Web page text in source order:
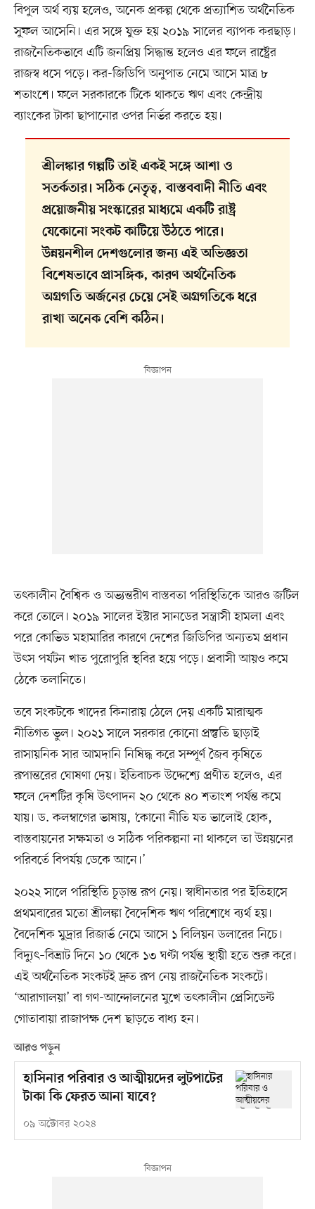
বিপুল অর্থ ব্যয় হলেও, অনেক প্রকল্প থেকে প্রত্যাশিত অর্থনৈতিক
সুফল আসেনি। এর সঙ্গে যুক্ত হয় ২০১৯ সালের ব্যাপক করছাড়।
রাজনৈতিকভাবে এটি জনপ্রিয় সিদ্ধান্ত হলেও এর ফলে রাষ্ট্রের
রাজস্ব ধসে পড়ে। কর-জিডিপি অনুপাত নেমে আসে মাত্র ৮
শতাংশে। ফলে সরকারকে টিকে থাকতে ঋণ এবং কেন্দ্রীয়
ব্যাংকের টাকা ছাপানোর ওপর নির্ভর করতে হয়।
শ্রীলঙ্কার গল্পটি তাই একই সঙ্গে আশা ও
সতর্কতার। সঠিক নেতৃত্ব, বাস্তববাদী নীতি এবং
প্রয়োজনীয় সংস্কারের মাধ্যমে একটি রাষ্ট্র
যেকোনো সংকট কাটিয়ে উঠতে পারে।
উন্নয়নশীল দেশগুলোর জন্য এই অভিজ্ঞতা
বিশেষভাবে প্রাসঙ্গিক, কারণ অর্থনৈতিক
অগ্রগতি অর্জনের চেয়ে সেই অগ্রগতিকে ধরে
রাখা অনেক বেশি কঠিন।
তৎকালীন বৈশ্বিক ও অভ্যন্তরীণ বাস্তবতা পরিস্থিতিকে আরও জটিল
করে তোলে। ২০১৯ সালের ইস্টার সানডের সন্ত্রাসী হামলা এবং
পরে কোভিড মহামারির কারণে দেশের জিডিপির অন্যতম প্রধান
উৎস পর্যটন খাত পুরোপুরি স্থবির হয়ে পড়ে। প্রবাসী আয়ও কমে
ঠেকে তলানিতে।
তবে সংকটকে খাদের কিনারায় ঠেলে দেয় একটি মারাত্মক
নীতিগত ভুল। ২০২১ সালে সরকার কোনো প্রস্তুতি ছাড়াই
রাসায়নিক সার আমদানি নিষিদ্ধ করে সম্পূর্ণ জৈব কৃষিতে
রূপান্তরের ঘোষণা দেয়। ইতিবাচক উদ্দেশ্যে প্রণীত হলেও, এর
ফলে দেশটির কৃষি উৎপাদন ২০ থেকে ৪০ শতাংশ পর্যন্ত কমে
যায়। ড. কলম্বাগের ভাষায়, ‘কোনো নীতি যত ভালোই হোক,
বাস্তবায়নের সক্ষমতা ও সঠিক পরিকল্পনা না থাকলে তা উন্নয়নের
পরিবর্তে বিপর্যয় ডেকে আনে।’
২০২২ সালে পরিস্থিতি চূড়ান্ত রূপ নেয়। স্বাধীনতার পর ইতিহাসে
প্রথমবারের মতো শ্রীলঙ্কা বৈদেশিক ঋণ পরিশোধে ব্যর্থ হয়।
বৈদেশিক মুদ্রার রিজার্ভ নেমে আসে ১ বিলিয়ন ডলারের নিচে।
বিদ্যুৎ–বিভ্রাট দিনে ১০ থেকে ১৩ ঘণ্টা পর্যন্ত স্থায়ী হতে শুরু করে।
এই অর্থনৈতিক সংকটই দ্রুত রূপ নেয় রাজনৈতিক সংকটে।
‘আরাগালয়া’ বা গণ-আন্দোলনের মুখে তৎকালীন প্রেসিডেন্ট
গোতাবায়া রাজাপক্ষ দেশ ছাড়তে বাধ্য হন।
আরও পড়ুন
হাসিনার পরিবার ও আত্মীয়দের লুটপাটের
টাকা কি ফেরত আনা যাবে?
০৯ অক্টোবর ২০২৪